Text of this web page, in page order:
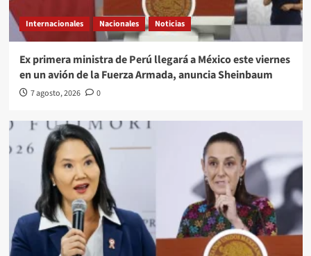
Internacionales Nacionales Noticias
Ex primera ministra de Perú llegará a México este viernes
en un avión de la Fuerza Armada, anuncia Sheinbaum
7 agosto, 2026 0